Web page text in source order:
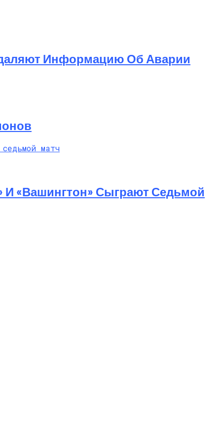
Информацию Об Аварии
«Вашингтон» Сыграют Седьмой